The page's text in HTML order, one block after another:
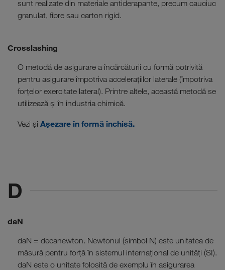
sunt realizate din materiale antiderapante, precum cauciuc
granulat, fibre sau carton rigid.
Crosslashing
O metodă de asigurare a încărcăturii cu formă potrivită
pentru asigurare împotriva accelerațiilor laterale (împotriva
forțelor exercitate lateral). Printre altele, această metodă se
utilizează și în industria chimică.
Vezi și Aşezare în formă închisă.
D
daN
daN = decanewton. Newtonul (simbol N) este unitatea de
măsură pentru forță în sistemul internațional de unități (SI).
daN este o unitate folosită de exemplu în asigurarea